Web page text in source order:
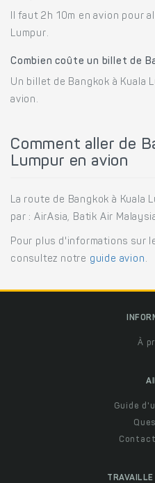
Il faut 2h 10m en avion pour
Lumpur.
Combien coûte un billet de
Un billet de Bangkok à Kuala
avion.
Comment aller de
Lumpur en avion
La route de Bangkok à Kuala
par : AirAsia, Batik Air
Pour plus d'informations sur
consultez notre guide avion .
À
Guide
TRAVAILLE